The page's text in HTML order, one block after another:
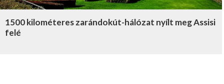
1500 kilométeres zarándokút-hálózat nyílt meg Assisi
felé